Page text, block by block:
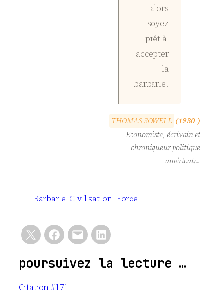
alors
soyez
prêt à
accepter
la
barbarie.
THOMASSOWELL (1930-)
Economiste, écrivain et
chroniqueur politique
américain.
Barbarie Civilisation Force
poursuivez la lecture …
Citation #171